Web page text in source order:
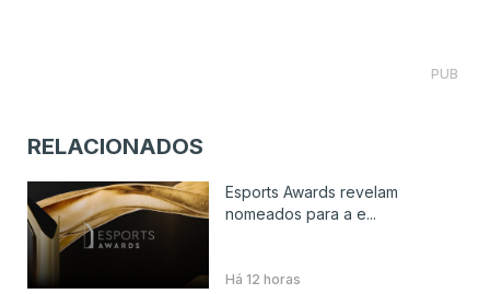
PUB
RELACIONADOS
Esports Awards revelam
nomeados para a e...
Há 12 horas